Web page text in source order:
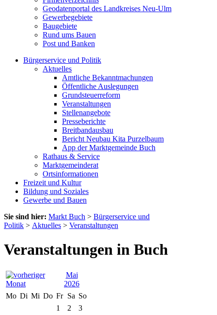
Geodatenportal des Landkreises Neu-Ulm
Gewerbegebiete
Baugebiete
Rund ums Bauen
Post und Banken
Bürgerservice und Politik
Aktuelles
Amtliche Bekanntmachungen
Öffentliche Auslegungen
Grundsteuerreform
Veranstaltungen
Stellenangebote
Presseberichte
Breitbandausbau
Bericht Neubau Kita Purzelbaum
App der Marktgemeinde Buch
Rathaus & Service
Marktgemeinderat
Ortsinformationen
Freizeit und Kultur
Bildung und Soziales
Gewerbe und Bauen
Sie sind hier: Markt Buch > Bürgerservice und
Politik > Aktuelles > Veranstaltungen
Veranstaltungen in Buch
Mai
2026
Mo Di Mi Do Fr Sa So
1
2
3